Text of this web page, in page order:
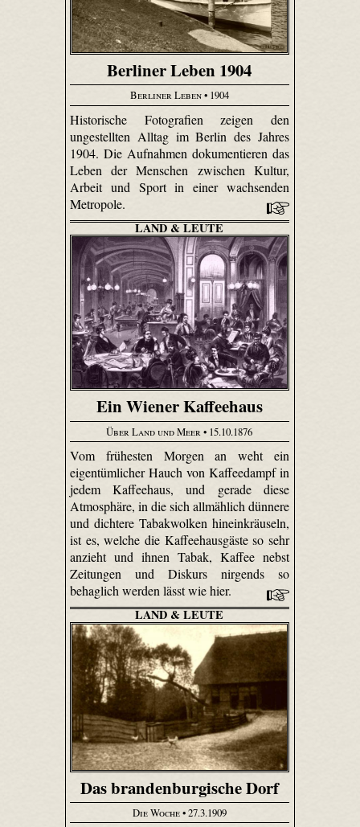
Berliner Leben 1904
Berliner Leben• 1904
Historische Fotografien zeigen den
ungestellten Alltag im Berlin des Jahres
1904. Die Aufnahmen dokumentieren das
Leben der Menschen zwischen Kultur,
Arbeit und Sport in einer wachsenden
Metropole.
LAND & LEUTE
Ein Wiener Kaffeehaus
Über Land und Meer• 15.10.1876
Vom frühesten Morgen an weht ein
eigentümlicher Hauch von Kaffeedampf in
jedem Kaffeehaus, und gerade diese
Atmosphäre, in die sich allmählich dünnere
und dichtere Tabakwolken hineinkräuseln,
ist es, welche die Kaffeehausgäste so sehr
anzieht und ihnen Tabak, Kaffee nebst
Zeitungen und Diskurs nirgends so
behaglich werden lässt wie hier.
LAND & LEUTE
Das brandenburgische Dorf
Die Woche• 27.3.1909